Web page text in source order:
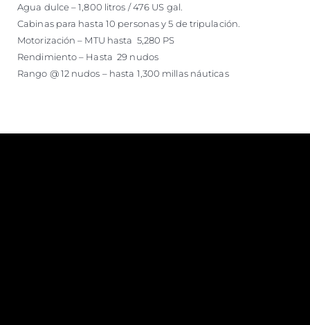
Agua dulce – 1,800 litros / 476 US gal.
Cabinas para hasta 10 personas y 5 de tripulación.
Motorización – MTU hasta 5,280 PS
Rendimiento – Hasta 29 nudos
Rango @ 12 nudos – hasta 1,300 millas náuticas